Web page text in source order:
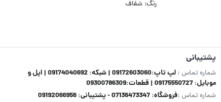
رنگ: شفاف
پشتیبانی
شماره تماس :
لپ تاپ:09172603060 | شبکه: 09174040692 | اپل و
موبایل: 09175550727 | قطعات:09300786309
شماره تماس :فروشگاه: 07136473347 - پشتیبانی: 09192066956